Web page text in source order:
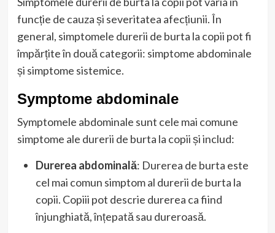
funcție de cauza și severitatea afecțiunii. În
general, simptomele durerii de burta la copii pot fi
împărțite în două categorii: simptome abdominale
și simptome sistemice.
Symptome abdominale
Symptomele abdominale sunt cele mai comune
simptome ale durerii de burta la copii și includ:
Durerea abdominală: Durerea de burta este
cel mai comun simptom al durerii de burta la
copii. Copiii pot descrie durerea ca fiind
înjunghiată, înțepată sau dureroasă.